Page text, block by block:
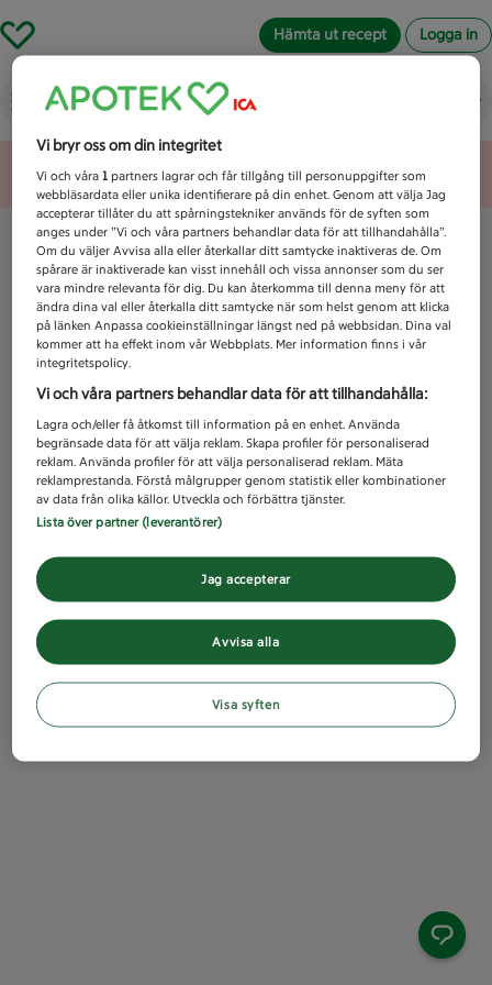
Hämta ut recept Logga in
Vad letar du efter idag?
Unknown error
Vi bryr oss om din integritet
Vi och våra1 partners lagrar och får tillgång till personuppgifter som
webbläsardata eller unika identifierare på din enhet. Genom att välja Jag
accepterar tillåter du att spårningstekniker används för de syften som
anges under ”Vi och våra partners behandlar data för att tillhandahålla”.
Om du väljer Avvisa alla eller återkallar ditt samtycke inaktiveras de. Om
spårare är inaktiverade kan visst innehåll och vissa annonser som du ser
vara mindre relevanta för dig. Du kan återkomma till denna meny för att
ändra dina val eller återkalla ditt samtycke när som helst genom att klicka
på länken Anpassa cookieinställningar längst ned på webbsidan. Dina val
kommer att ha effekt inom vår Webbplats. Mer information finns i vår
integritetspolicy.
Vi och våra partners behandlar data för att tillhandahålla:
Lagra och/eller få åtkomst till information på en enhet. Använda
begränsade data för att välja reklam. Skapa profiler för personaliserad
reklam. Använda profiler för att välja personaliserad reklam. Mäta
reklamprestanda. Förstå målgrupper genom statistik eller kombinationer
av data från olika källor. Utveckla och förbättra tjänster.
Lista över partner (leverantörer)
Avvisa alla
Jag accepterar
Visa syften